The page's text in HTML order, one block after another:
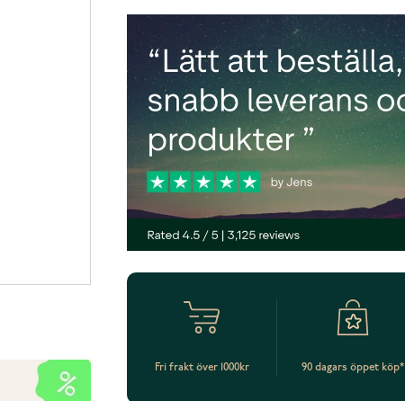
Fri frakt över 1000kr 90 dagars öppet köp*